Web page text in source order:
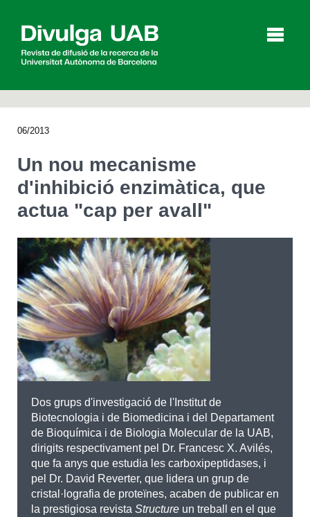
Agenda
English Español
CERCAR
06/2013
Un nou mecanisme
d'inhibició enzimàtica, que
actua "cap per avall"
Dos grups d'investigació de l'Institut de
Biotecnologia i de Biomedicina i del Departament
de Bioquímica i de Biologia Molecular de la UAB,
dirigits respectivament pel Dr. Francesc X. Avilés,
que fa anys que estudia les carboxipeptidases, i
pel Dr. David Reverter, que lidera un grup de
cristal·lografia de proteïnes, acaben de publicar en
la prestigiosa revista Structure un treball en el que